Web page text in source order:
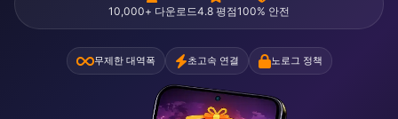
10,000+ 다운로드4.8 평점100% 안전
무제한 대역폭 초고속 연결 노로그 정책